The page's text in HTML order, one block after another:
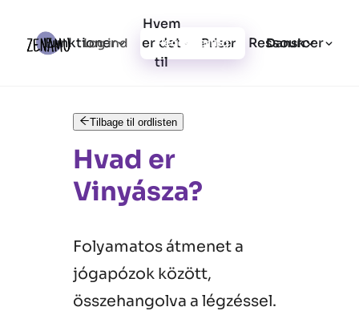
Funktioner
Hvem
er det
til
Priser Ressourcer
Log ind Registrering Dansk
Tilbage til ordlisten
Hvad er
Vinyásza?
Folyamatos átmenet a
jógapózok között,
összehangolva a légzéssel.